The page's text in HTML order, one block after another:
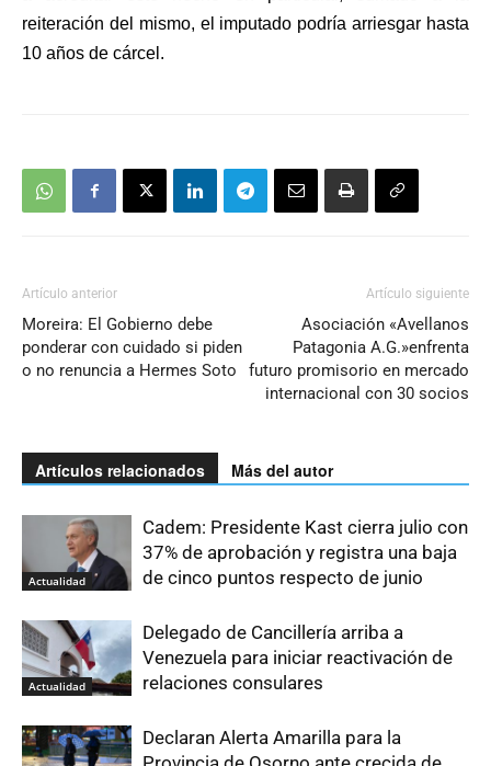
reiteración del mismo, el imputado podría arriesgar hasta
10 años de cárcel.
Artículo anterior
Moreira: El Gobierno debe
ponderar con cuidado si piden
o no renuncia a Hermes Soto
Artículo siguiente
Asociación «Avellanos
Patagonia A.G.»enfrenta
futuro promisorio en mercado
internacional con 30 socios
Artículos relacionados Más del autor
Actualidad
Cadem: Presidente Kast cierra julio con
37% de aprobación y registra una baja
de cinco puntos respecto de junio
Actualidad
Delegado de Cancillería arriba a
Venezuela para iniciar reactivación de
relaciones consulares
Declaran Alerta Amarilla para la